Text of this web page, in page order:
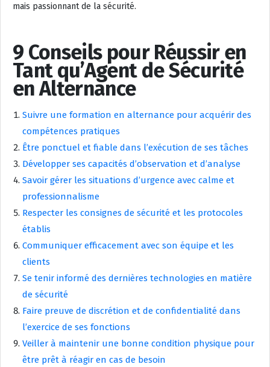
mais passionnant de la sécurité.
9 Conseils pour Réussir en
Tant qu’Agent de Sécurité
en Alternance
Suivre une formation en alternance pour acquérir des
compétences pratiques
Être ponctuel et fiable dans l’exécution de ses tâches
Développer ses capacités d’observation et d’analyse
Savoir gérer les situations d’urgence avec calme et
professionnalisme
Respecter les consignes de sécurité et les protocoles
établis
Communiquer efficacement avec son équipe et les
clients
Se tenir informé des dernières technologies en matière
de sécurité
Faire preuve de discrétion et de confidentialité dans
l’exercice de ses fonctions
Veiller à maintenir une bonne condition physique pour
être prêt à réagir en cas de besoin